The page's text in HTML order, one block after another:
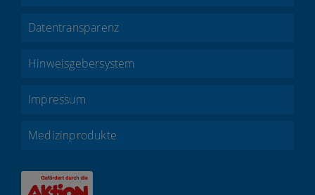
Datentransparenz
Hinweisgebersystem
Impressum
Medizinprodukte